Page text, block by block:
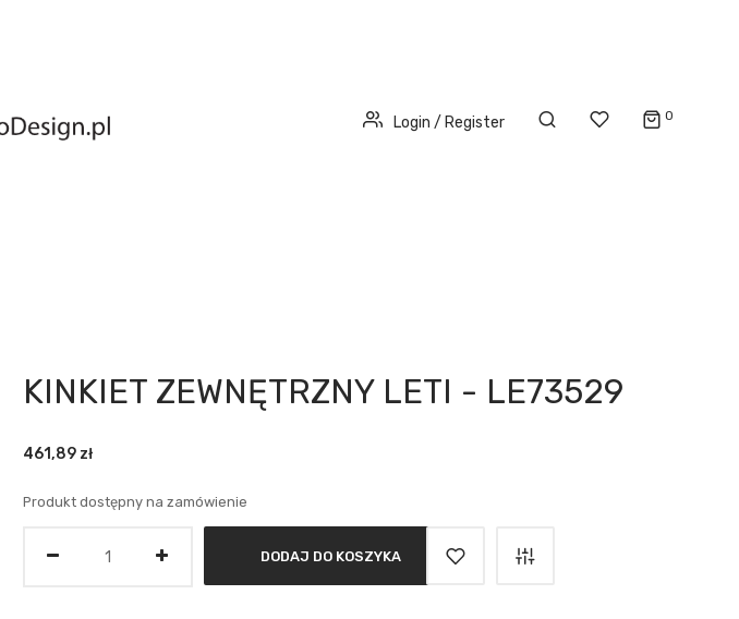
Login / Register 0
KINKIET ZEWNĘTRZNY LETI - LE73529
461,89 zł
Produkt dostępny na zamówienie
DODAJ DO KOSZYKA